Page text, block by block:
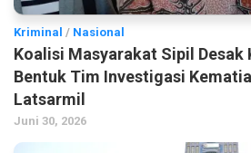
Kriminal / Nasional
Koalisi Masyarakat Sipil Desak
Bentuk Tim Investigasi
Latsarmil
Juni 30, 2026